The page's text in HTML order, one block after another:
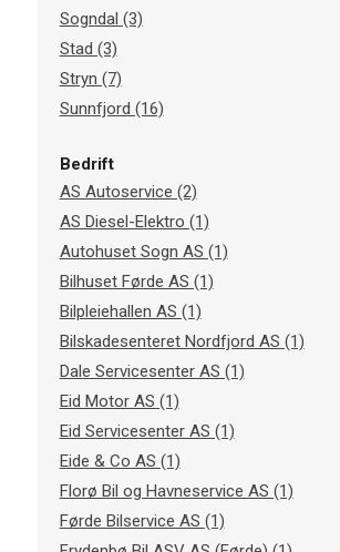
Sogndal (3)
Stad (3)
Stryn (7)
Sunnfjord (16)
Bedrift
AS Autoservice (2)
AS Diesel-Elektro (1)
Autohuset Sogn AS (1)
Bilhuset Førde AS (1)
Bilpleiehallen AS (1)
Bilskadesenteret Nordfjord AS (1)
Dale Servicesenter AS (1)
Eid Motor AS (1)
Eid Servicesenter AS (1)
Eide & Co AS (1)
Florø Bil og Havneservice AS (1)
Førde Bilservice AS (1)